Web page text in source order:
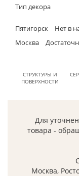
Тип декора
Пятигорск
Нет в
Москва
СТРУКТУРЫ И
ПОВЕРХНОСТИ
Для
товара -
Москва,